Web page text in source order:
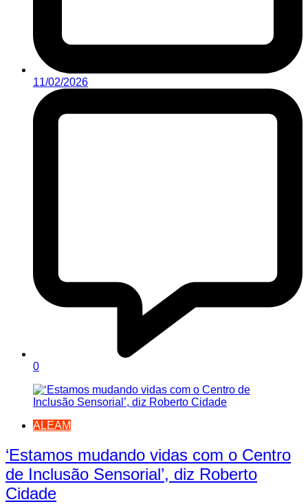
11/02/2026
0
ALEAM
‘Estamos mudando vidas com o Centro
de Inclusão Sensorial’, diz Roberto
Cidade